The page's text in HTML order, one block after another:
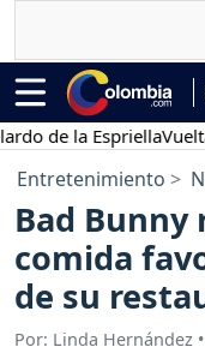
la EspriellaVuelta a
Entretenimiento
Bad Bunny
comida
de su
Por: Linda Hernández